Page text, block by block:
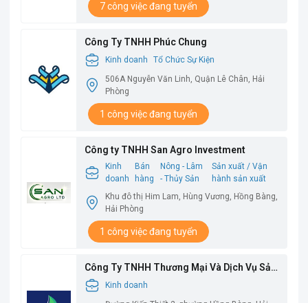
7 công việc đang tuyển
Công Ty TNHH Phúc Chung
Kinh doanh
Tổ Chức Sự Kiện
506A Nguyễn Văn Linh, Quận Lê Chân, Hải
Phòng
1 công việc đang tuyển
Công ty TNHH San Agro Investment
Kinh
doanh
Bán
hàng
Nông - Lâm
- Thủy Sản
Sản xuất / Vận
hành sản xuất
Khu đô thị Him Lam, Hùng Vương, Hồng Bàng,
Hải Phòng
1 công việc đang tuyển
Công Ty TNHH Thương Mại Và Dịch Vụ Sản
Xuất Thuận Phong
Kinh doanh